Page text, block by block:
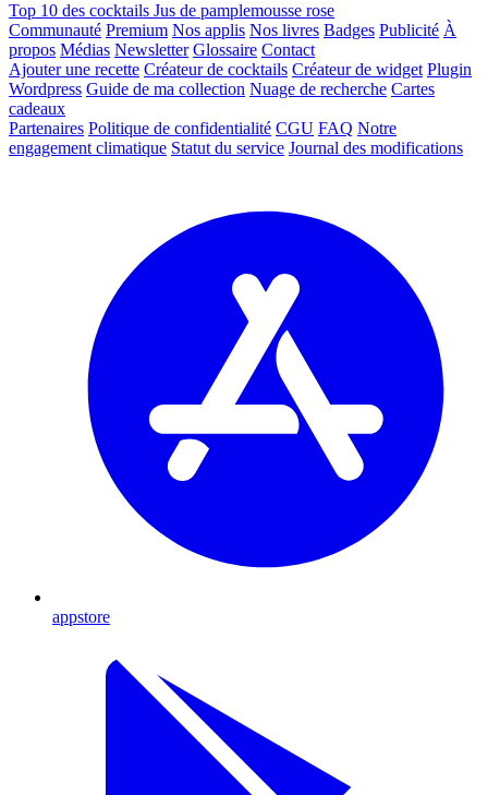
Top 10 des cocktails Jus de pamplemousse rose
Communauté Premium Nos applis Nos livres Badges Publicité À
propos Médias Newsletter Glossaire Contact
Ajouter une recette Créateur de cocktails Créateur de widget Plugin
Wordpress Guide de ma collection Nuage de recherche Cartes
cadeaux
Partenaires Politique de confidentialité CGU FAQ Notre
engagement climatique Statut du service Journal des modifications
appstore